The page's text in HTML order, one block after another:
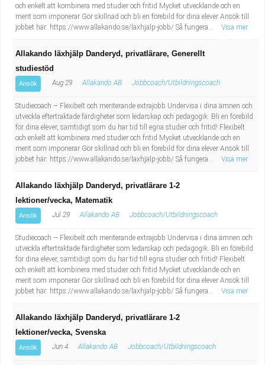
och enkelt att kombinera med studier och fritid Mycket utvecklande och en
merit som imponerar Gör skillnad och bli en förebild för dina elever Ansök till
jobbet här: https://www.allakando.se/laxhjalp-jobb/ Så fungera...
Visa mer
Allakando läxhjälp Danderyd, privatlärare, Generellt
studiestöd
Ansök Aug 29 Allakando AB Jobbcoach/Utbildningscoach
Studiecoach – Flexibelt och meriterande extrajobb Undervisa i dina ämnen och
utveckla eftertraktade färdigheter som ledarskap och pedagogik. Bli en förebild
för dina elever, samtidigt som du har tid till egna studier och fritid! Flexibelt
och enkelt att kombinera med studier och fritid Mycket utvecklande och en
merit som imponerar Gör skillnad och bli en förebild för dina elever Ansök till
jobbet här: https://www.allakando.se/laxhjalp-jobb/ Så fungera...
Visa mer
Allakando läxhjälp Danderyd, privatlärare 1-2
lektioner/vecka, Matematik
Ansök Jul 29 Allakando AB Jobbcoach/Utbildningscoach
Studiecoach – Flexibelt och meriterande extrajobb Undervisa i dina ämnen och
utveckla eftertraktade färdigheter som ledarskap och pedagogik. Bli en förebild
för dina elever, samtidigt som du har tid till egna studier och fritid! Flexibelt
och enkelt att kombinera med studier och fritid Mycket utvecklande och en
merit som imponerar Gör skillnad och bli en förebild för dina elever Ansök till
jobbet här: https://www.allakando.se/laxhjalp-jobb/ Så fungera...
Visa mer
Allakando läxhjälp Danderyd, privatlärare 1-2
lektioner/vecka, Svenska
Ansök Jun 4 Allakando AB Jobbcoach/Utbildningscoach